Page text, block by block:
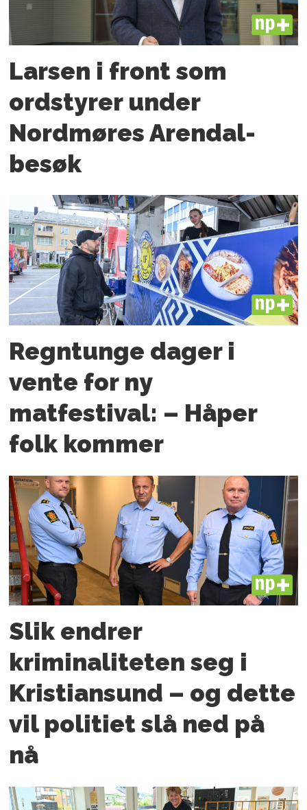
PLUS
Larsen i front som
ordstyrer under
Nordmøres Arendal-
besøk
PLUS
Regntunge dager i
vente for ny
matfestival: – Håper
folk kommer
PLUS
Slik endrer
kriminaliteten seg i
Kristiansund – og dette
vil politiet slå ned på
nå